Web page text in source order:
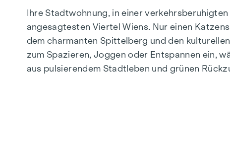
ZUHAUSE ANKOMMEN
In der Herbststraße erwartet Sie ein
hochwertige Ausstattung besticht durch
Leben abgestimmt. Edle Parkettböden und
Ihre Stadtwohnung, in einer
angesagtesten Viertel Wiens. Nur einen
dem charmanten Spittelberg und den
zum Spazieren, Joggen oder Entspannen ein,
aus pulsierendem Stadtleben und grünen